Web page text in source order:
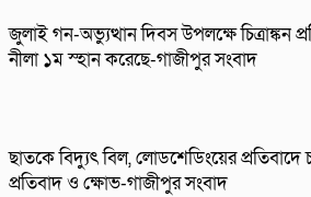
জুলাই গন-অভ্যুত্থান দিবস উপলক্ষে চিত্রাঙ্কন
নীলা ১ম স্হান করেছে-গাজীপুর সংবাদ
ছাতকে বিদ্যুৎ বিল, লোডশেডিংয়ের প্রতিবাদে
প্রতিবাদ ও ক্ষোভ-গাজীপুর সংবাদ